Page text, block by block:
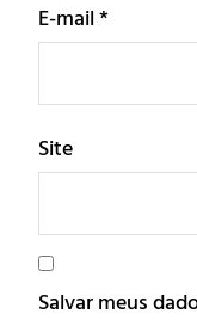
E-mail*
Site
Salvar meus